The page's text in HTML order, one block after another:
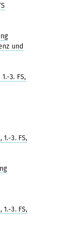
und
3. FS,
3. FS,
3. FS,